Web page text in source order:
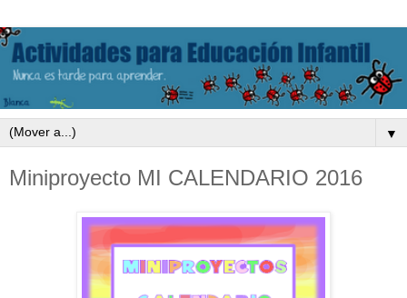
▼
Miniproyecto MI CALENDARIO 2016